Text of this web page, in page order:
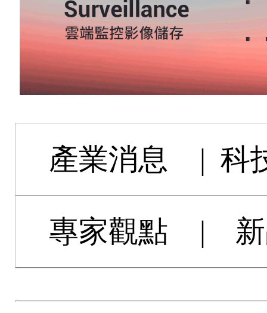
產業消息 | 科
專家觀點 |